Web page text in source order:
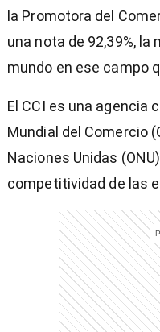
la Promotora del
una nota de 92,39%, la
mundo en ese campo
El CCI es una agencia
Mundial del Comercio
Naciones Unidas
competitividad de las